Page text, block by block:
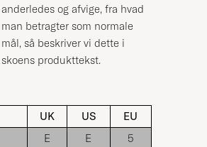
anderledes og afvige, fra hvad
man betragter som normale
mål, så beskriver vi dette i
skoens produkttekst.
UK US
EU
E E
5